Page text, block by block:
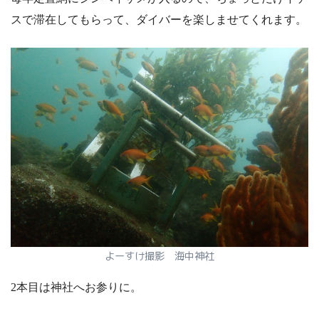
スで滞在してもらって、ダイバーを楽しませてくれます。
よーすけ撮影 海中神社
2本目は神社へお参りに。